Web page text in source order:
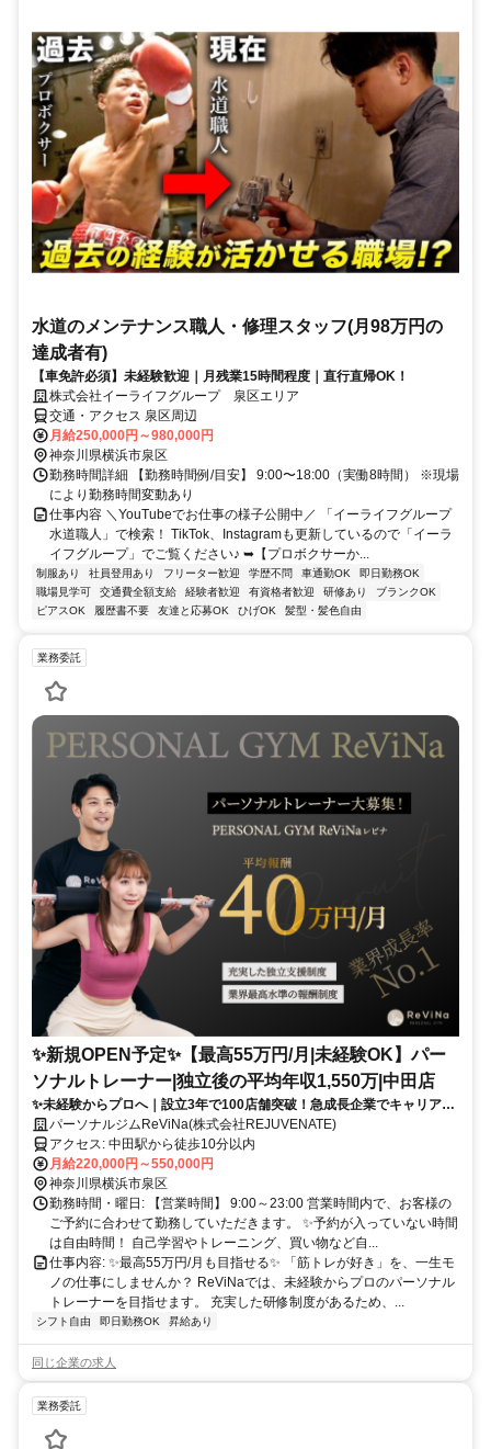
水道のメンテナンス職人・修理スタッフ(月98万円の
達成者有)
【車免許必須】未経験歓迎｜月残業15時間程度｜直行直帰OK！
株式会社イーライフグループ 泉区エリア
交通・アクセス 泉区周辺
月給250,000円～980,000円
神奈川県横浜市泉区
勤務時間詳細 【勤務時間例/目安】 9:00〜18:00（実働8時間） ※現場
により勤務時間変動あり
仕事内容 ＼YouTubeでお仕事の様子公開中／ 「イーライフグループ
水道職人」で検索！ TikTok、Instagramも更新しているので「イーラ
イフグループ」でご覧ください♪ ➥【プロボクサーか...
制服あり 社員登用あり フリーター歓迎 学歴不問 車通勤OK
即日勤務OK
職場見学可
交通費全額支給 経験者歓迎 有資格者歓迎 研修あり
ブランクOK
ピアスOK
履歴書不要 友達と応募OK ひげOK 髪型・髪色自由
業務委託
✨️新規OPEN予定✨️【最高55万円/月|未経験OK】パー
ソナルトレーナー|独立後の平均年収1,550万|中田店
✨未経験からプロへ｜設立3年で100店舗突破！急成長企業でキャリアア
ップパーソナルジムReViNa(株式会社REJUVENATE)
アクセス: 中田駅から徒歩10分以内
月給220,000円～550,000円
神奈川県横浜市泉区
勤務時間・曜日: 【営業時間】 9:00～23:00 営業時間内で、お客様の
ご予約に合わせて勤務していただきます。 ✨予約が入っていない時間
は自由時間！ 自己学習やトレーニング、買い物など自...
仕事内容: ✨最高55万円/月も目指せる✨ 「筋トレが好き」を、一生モ
ノの仕事にしませんか？ ReViNaでは、未経験からプロのパーソナル
トレーナーを目指せます。 充実した研修制度があるため、...
シフト自由 即日勤務OK 昇給あり
同じ企業の求人
業務委託